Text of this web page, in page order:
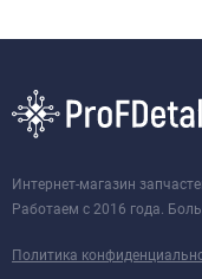
Интернет-магазин
Работаем с 2016 года.
Политика